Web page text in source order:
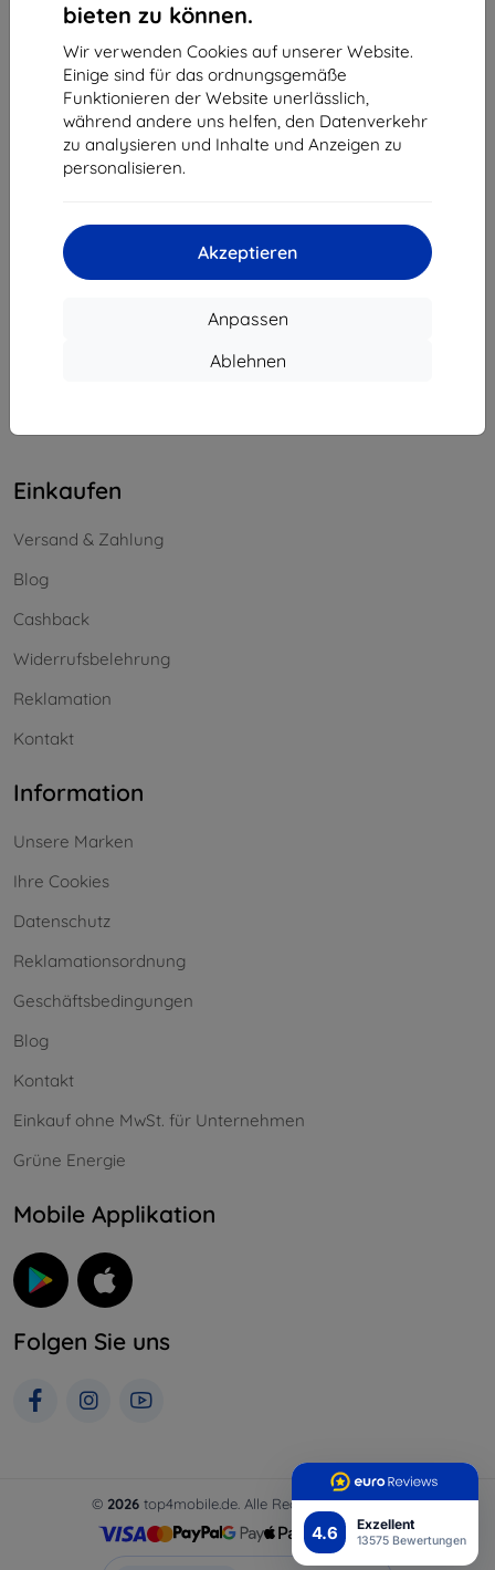
4.6 Exzellent
13575 Bewertungen
bieten zu können.
Wir verwenden Cookies auf unserer Website.
Einige sind für das ordnungsgemäße
Funktionieren der Website unerlässlich,
während andere uns helfen, den Datenverkehr
zu analysieren und Inhalte und Anzeigen zu
personalisieren.
Akzeptieren
Anpassen
Ablehnen
Shield-Sk s.r.o.
Ulica Rudolfa Mocka 3750/2A
841 04 Bratislava
Unternehmens-ID:46701494
USt-IdNr.:SK2023549671
info@top4mobile.eu
Einkaufen
Versand & Zahlung
Blog
Cashback
Widerrufsbelehrung
Reklamation
Kontakt
Information
Unsere Marken
Ihre Cookies
Datenschutz
Reklamationsordnung
Geschäftsbedingungen
Blog
Kontakt
Einkauf ohne MwSt. für Unternehmen
Grüne Energie
Mobile Applikation
Folgen Sie uns
© 2026 top4mobile.de. Alle Rechte vorbehalten.